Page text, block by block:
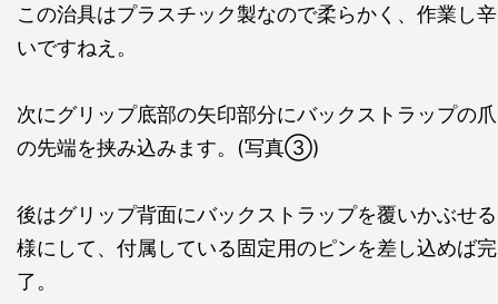
この治具はプラスチック製なので柔らかく、作業し辛
いですねえ。
次にグリップ底部の矢印部分にバックストラップの爪
の先端を挟み込みます。(写真③)
後はグリップ背面にバックストラップを覆いかぶせる
様にして、付属している固定用のピンを差し込めば完
了。